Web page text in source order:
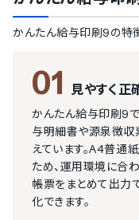
かんたん給与印刷9の特
01 見やすく正
かんたん給与印刷9
与明細書や源泉徴収
えています。A4普通
ため、運用環境に合
帳票をまとめて出力
化できます。